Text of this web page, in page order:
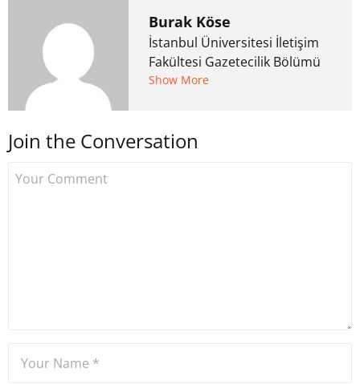
Burak Köse
İstanbul Üniversitesi İletişim
Fakültesi Gazetecilik Bölümü
mezunu. 6 yıl ana akım
kurdu. 2017'nin Mayıs ayından
Show More
Join the Conversation